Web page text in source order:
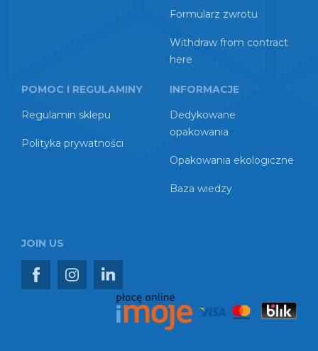
Formularz zwrotu
Withdraw from contract
here
POMOC I REGULAMINY
Regulamin sklepu
Polityka prywatności
INFORMACJE
Dedykowane
opakowania
Opakowania ekologiczne
Baza wiedzy
JOIN US